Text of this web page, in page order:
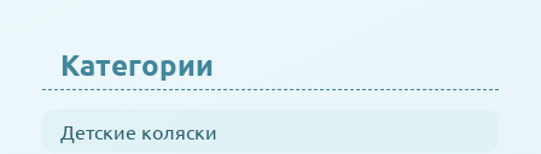
Категории
Детские коляски